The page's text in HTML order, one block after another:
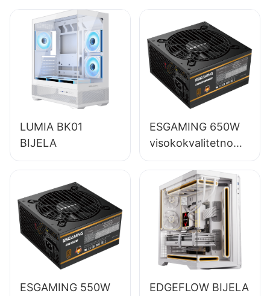
LUMIA BK01
BIJELA
ESGAMING 650W
visokokvalitetno
napajanje za stolna
računala s 85%
učinkovitosti,
punog modula, 80+
brončano,
ESB650W
ESGAMING 550W
EDGEFLOW BIJELA